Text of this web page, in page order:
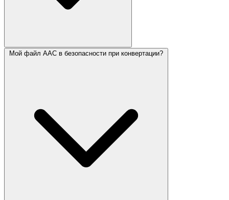
Мой файл AAC в безопасности при конвертации?